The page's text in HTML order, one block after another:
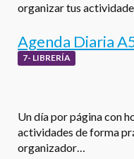
organizar tus
Agenda Diaria
7- LIBRERÍA
Un día por página con
actividades de forma
organizador…